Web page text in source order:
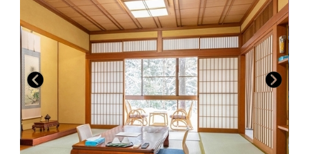
【温泉】
地下約1000mから湧出し、豊富な湯量の天然温泉。
前面ガラス張りの大浴場の向こうには、緑あふれる自然が広がり、
心身ともにリラックスできます。
入浴時間：15〜23時／6〜9時
【お部屋】
和室10畳、12畳、18畳、露天風呂付和室10畳の4タイプ。
和室18畳は室内にバストイレ完備